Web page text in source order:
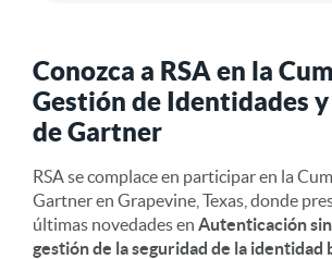
Conozca a RSA en la
Gestión de Identidades
de Gartner
RSA se complace en participar en la
Gartner en Grapevine, Texas, donde
últimas novedades en Autenticación
gestión de la seguridad de la identidad